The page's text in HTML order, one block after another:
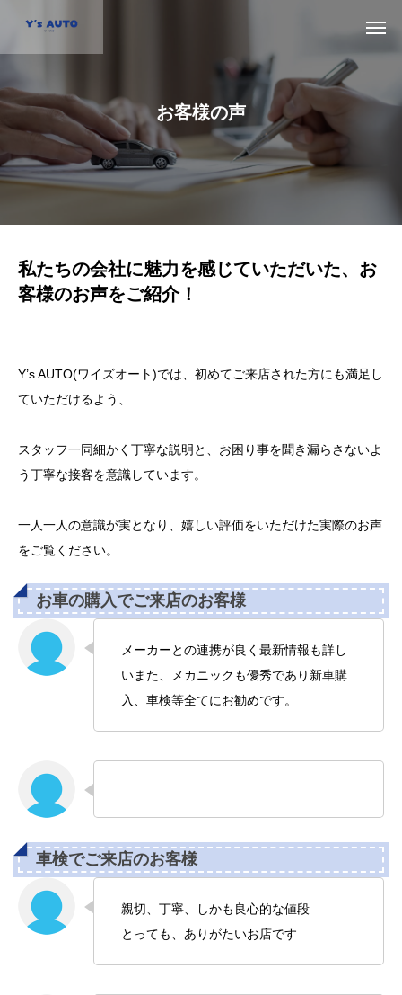
お客様の声
私たちの会社に魅力を感じていただいた、お
客様のお声をご紹介！
Y’s AUTO(ワイズオート)では、初めてご来店された方にも満足し
ていただけるよう、
スタッフ一同細かく丁寧な説明と、お困り事を聞き漏らさないよ
う丁寧な接客を意識しています。
一人一人の意識が実となり、嬉しい評価をいただけた実際のお声
をご覧ください。
お車の購入でご来店のお客様
メーカーとの連携が良く最新情報も詳し
いまた、メカニックも優秀であり新車購
入、車検等全てにお勧めです。
車検でご来店のお客様
親切、丁寧、しかも良心的な値段
とっても、ありがたいお店です